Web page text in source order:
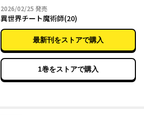
2026/02/25 2026年02月25日
発売
異世界チート魔術師(20)
最新刊をストアで購入
1巻をストアで購入